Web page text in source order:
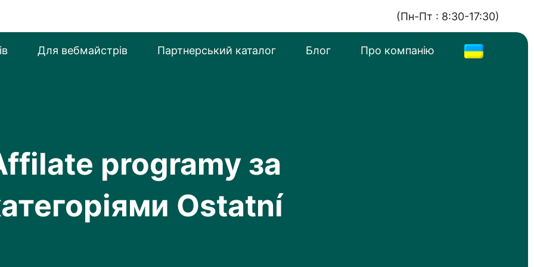
(Пн-Пт : 8:30-17:30)
Для вебмайстрiв Партнерський каталог Блог Про компанію
programy за
Ostatní